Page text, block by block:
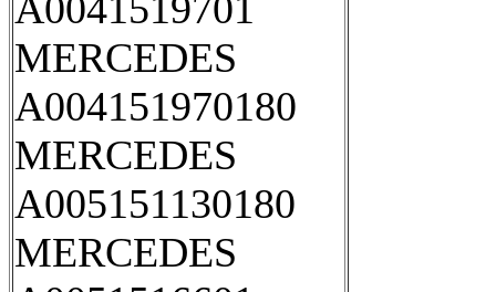
MERCEDES
A004151970180
MERCEDES
A005151130180
MERCEDES